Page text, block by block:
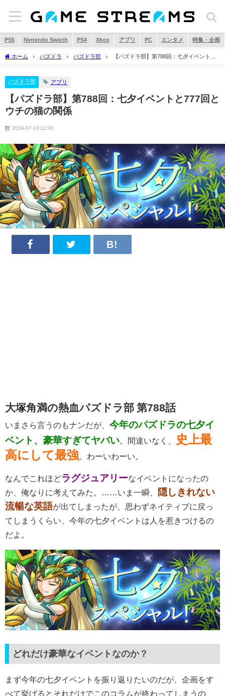
PS5 Nintendo Swicth PS4 Xbox アプリ PC エンタメ 特集・企画
ホーム パズドラ パズドラ部
【パズドラ部】第788回：七夕イベントと
パズドラ部 アプリ
【パズドラ部】第788回：七夕イベントと777回と
ウチの猫の関係
2019-07-13 12:00
大塚角満の熱血パズドラ部 第788話
いまさら言うのもナンだが、 今年のパズドラの七夕イ
ベント、豪華すぎてヤバい 。間違いなく、
史上最
高にして最強 。わーいわーい。
なんでこれほどラグジュアリーなイベントになったの
か、俺なりに考えてみた。……いま一瞬、
隠しきれない
流暢な英語が出てしまったが、思わずネイティブに戻っ
てしまうくらい、今年の七夕イベントは人を惹きつけるの
だよ。
どれだけ豪華なイベントなのか？
まず今年の七夕イベントを振り返りたいのだが、企画をす
べて挙げるとそれだけでこのコラムが終わってしまうの